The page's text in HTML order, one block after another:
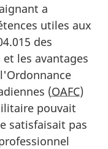
a
utiles aux
des
les avantages
(OAFC)
pouvait
satisfaisait pas